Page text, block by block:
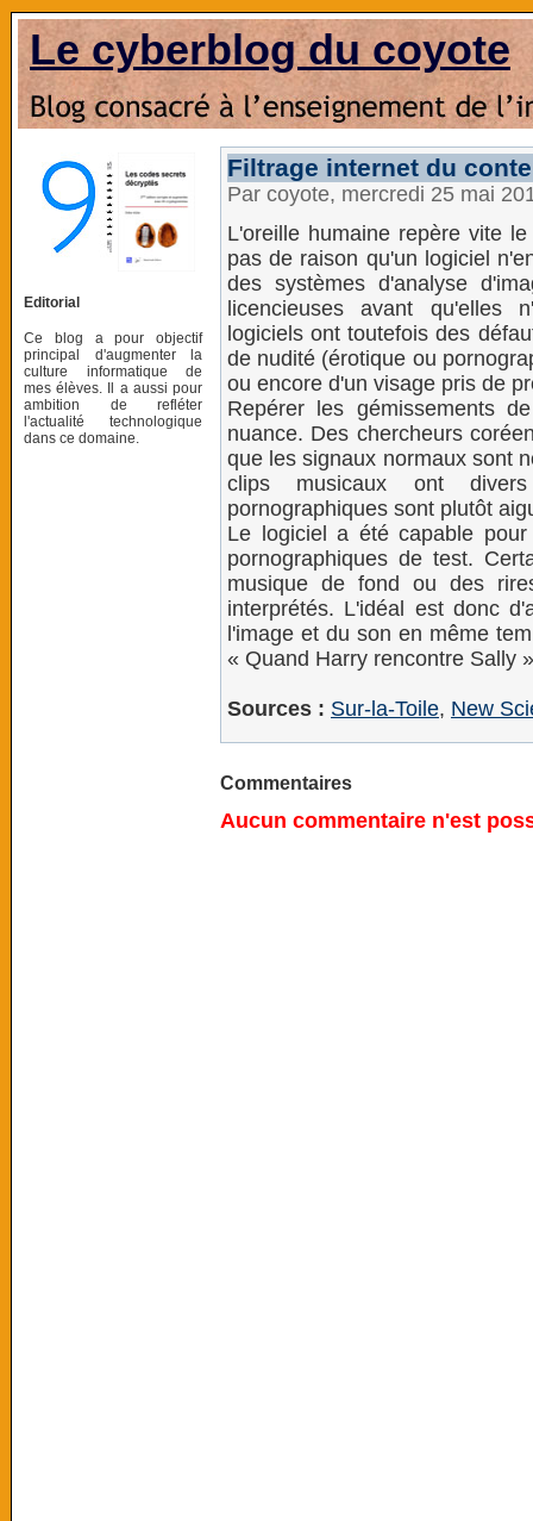
Le cyberblog du coyote
Editorial
Ce blog a pour objectif
principal d'augmenter la
culture informatique de
mes élèves. Il a aussi pour
ambition de refléter
l'actualité technologique
dans ce domaine.
Filtrage internet du
Par coyote, mercredi 25 mai
L'oreille humaine repère vite
pas de raison qu'un logiciel
des systèmes d'analyse
licencieuses avant qu'elles
logiciels ont toutefois des
de nudité (érotique ou
ou encore d'un visage pris de
Repérer les gémissements
nuance. Des chercheurs
que les signaux normaux sont
clips musicaux ont
pornographiques sont plutôt
Le logiciel a été capable
pornographiques de test.
musique de fond ou des
interprétés. L'idéal est donc
l'image et du son en même
« Quand Harry rencontre Sally
Sources : Sur-la-Toile, New
Commentaires
Aucun commentaire n'est